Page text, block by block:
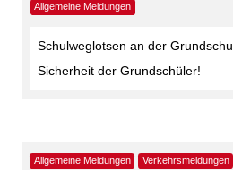
Allgemeine Meldungen
Schulweglotsen an der
Sicherheit der Grundschüler!
Allgemeine Meldungen Verkehrsmeldungen